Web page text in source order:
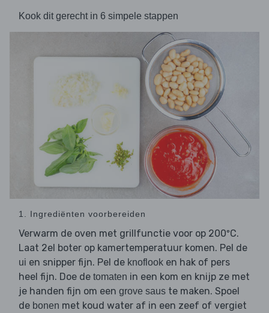
Kook dit gerecht in 6 simpele stappen
1. Ingrediënten voorbereiden
Verwarm de oven met grillfunctie voor op 200ºC.
Laat 2el boter op kamertemperatuur komen. Pel de
ui en snipper fijn. Pel de knoflook en hak of pers
heel fijn. Doe de tomaten in een kom en knijp ze met
je handen fijn om een grove saus te maken. Spoel
de bonen met koud water af in een zeef of vergiet